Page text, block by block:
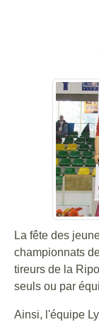
La fête des
championnats
tireurs de la
seuls ou par
Ainsi, l'équipe